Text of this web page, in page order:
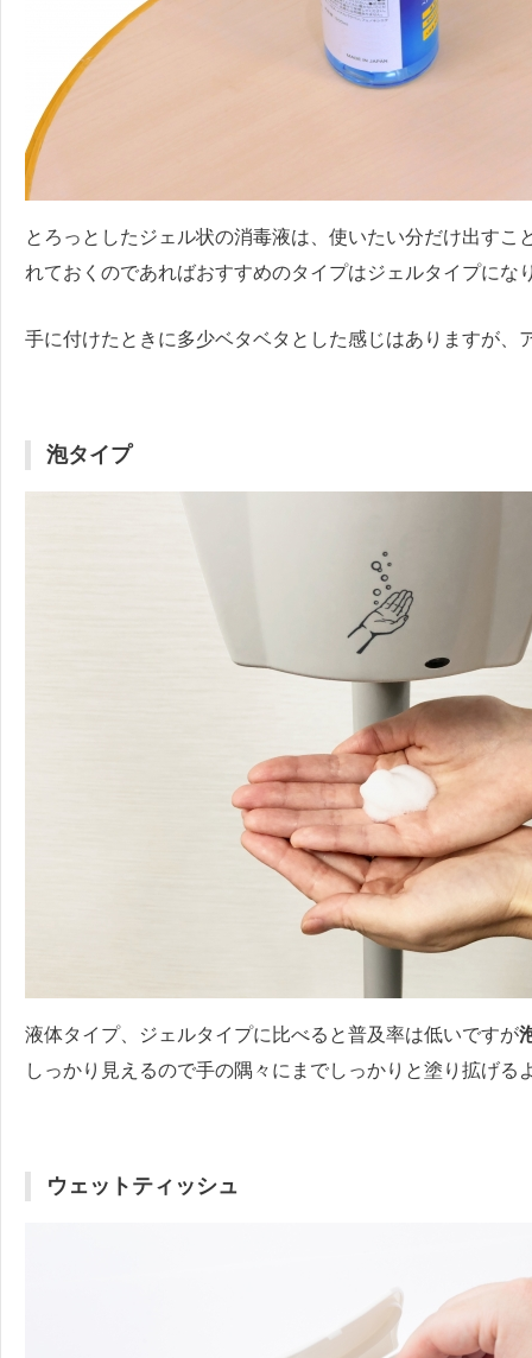
とろっとしたジェル状の消毒液は、使いたい分だけ出す
れておくのであればおすすめのタイプはジェルタイプにな
手に付けたときに多少ベタベタとした感じはありますが
泡タイプ
液体タイプ、ジェルタイプに比べると普及率は低いですが
しっかり見えるので手の隅々にまでしっかりと塗り拡げる
ウェットティッシュ